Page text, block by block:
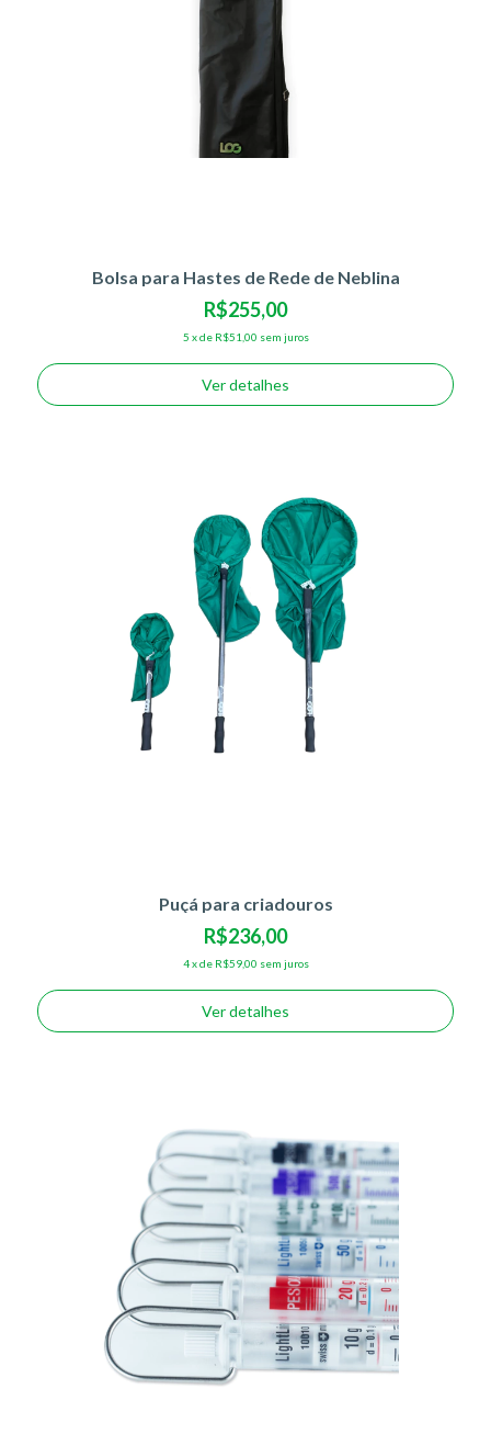
Bolsa para Hastes de Rede de Neblina
R$255,00
5 xde R$51,00 sem juros
Ver detalhes
Puçá para criadouros
R$236,00
4 xde R$59,00 sem juros
Ver detalhes